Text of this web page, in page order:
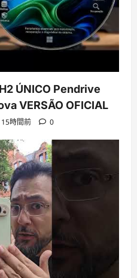
ÚNICO Pendrive
VERSÃO OFICIAL
15時間前 0